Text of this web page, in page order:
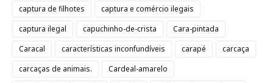
captura de filhotes
captura e comércio ilegais
captura ilegal
capuchinho-de-crista
Cara-pintada
Caracal
características inconfundíveis carapé
carcaça
carcaças de animais.
Cardeal-amarelo